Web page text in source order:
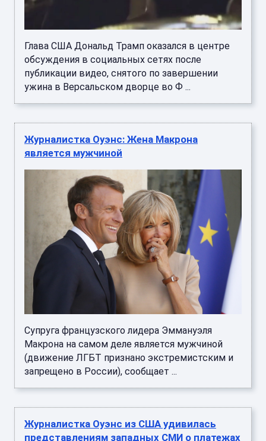
Глава США Дональд Трамп оказался в центре
обсуждения в социальных сетях после
публикации видео, снятого по завершении
ужина в Версальском дворце во Ф ...
Журналистка Оуэнс: Жена Макрона
является мужчиной
Супруга французского лидера Эммануэля
Макрона на самом деле является мужчиной
(движение ЛГБТ признано экстремистским и
запрещено в России), сообщает ...
Журналистка Оуэнс из США удивилась
представлениям западных СМИ о платежах